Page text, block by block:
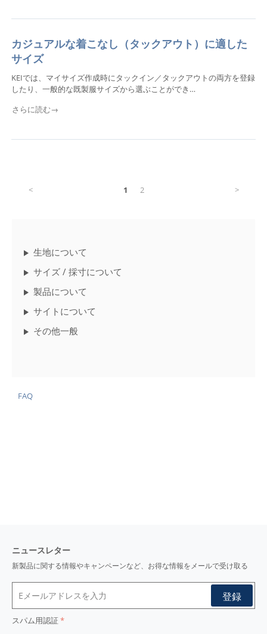
カジュアルな着こなし（タックアウト）に適した
サイズ
KEIでは、マイサイズ作成時にタックイン／タックアウトの両方を登録
したり、一般的な既製服サイズから選ぶことができ…
さらに読む→
< 1 2 >
生地について
サイズ / 採寸について
製品について
サイトについて
その他一般
FAQ
ニュースレター
新製品に関する情報やキャンペーンなど、お得な情報をメールで受け取る
スパム用認証